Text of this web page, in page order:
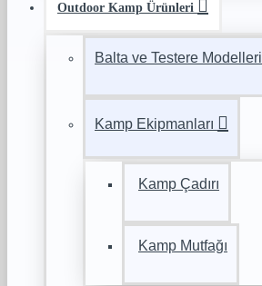
Outdoor Kamp Ürünleri
Balta ve Testere Modelleri
Kamp Ekipmanları
Kamp Çadırı
Kamp Mutfağı